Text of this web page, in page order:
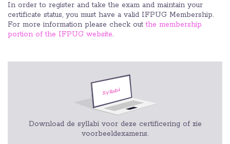
In order to register and take the exam and maintain your
certificate status, you must have a valid IFPUG Membership.
For more information please check outthe membership
portion of the IFPUG website.
Download de syllabi voor deze certificering of zie
voorbeeldexamens.